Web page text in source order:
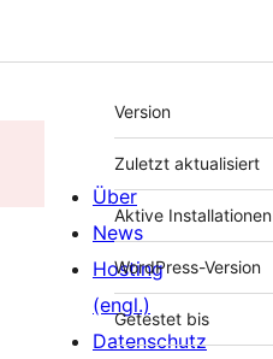
Meta
Version
Zuletzt aktualisiert
Aktive Installationen
WordPress-Version
Getestet bis
Über
News
Hosting
(engl.)
Datenschutz